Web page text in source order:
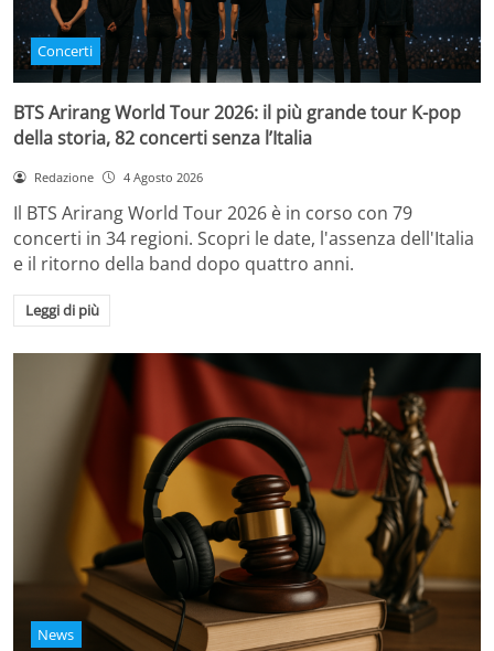
Concerti
BTS Arirang World Tour 2026: il più grande tour K-pop
della storia, 82 concerti senza l’Italia
Redazione 4 Agosto 2026
Il BTS Arirang World Tour 2026 è in corso con 79
concerti in 34 regioni. Scopri le date, l'assenza dell'Italia
e il ritorno della band dopo quattro anni.
Leggi di più
News